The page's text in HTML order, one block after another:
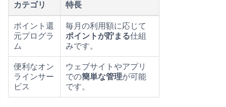
カテゴリ 特長
ポイント還
元プログラ
ム
毎月の利用額に応じて
ポイントが貯まる仕組
みです。
便利なオン
ラインサー
ビス
ウェブサイトやアプリ
での簡単な管理が可能
です。